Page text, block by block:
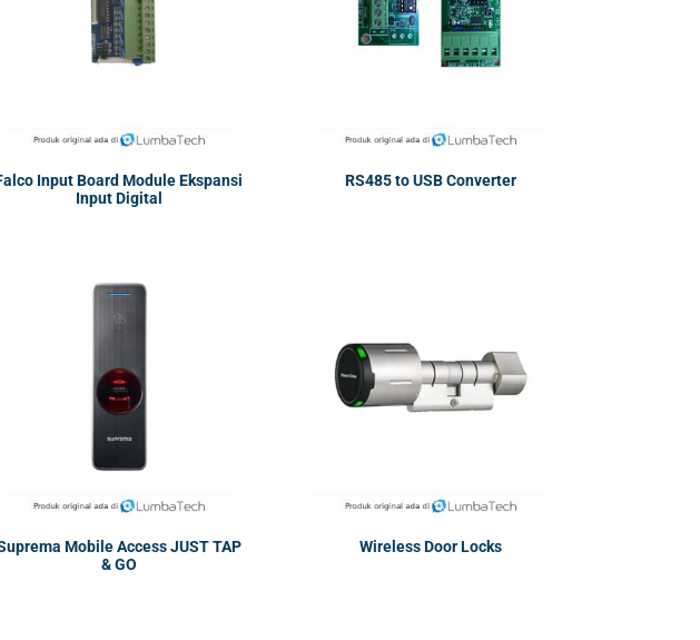
Input Board Module Ekspansi
Input Digital
RS485 to USB Converter
Mobile Access JUST TAP
& GO
Wireless Door Locks